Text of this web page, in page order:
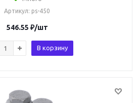
Артикул: ps-450
546.55 ₽/шт
В корзину